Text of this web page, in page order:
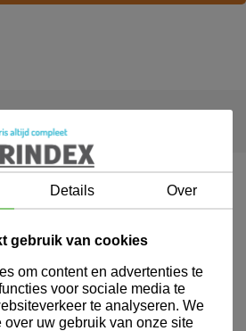
Glas
Details Over
gebruik van cookies
om content en advertenties te
voor sociale media te
te analyseren. We
uw gebruik van onze site